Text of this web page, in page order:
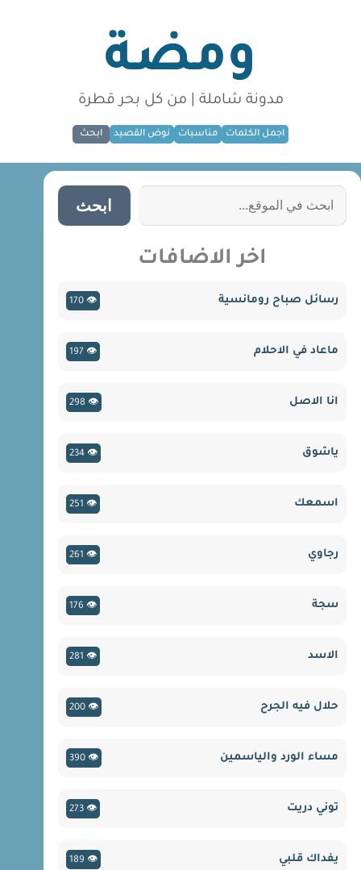
ومضة
مدونة شاملة | من كل بحر قطرة
اجمل الكلمات مناسبات نوض القصيد ابحث
ابحث
اخر الاضافات
رسائل صباح رومانسية 👁 170
ماعاد في الاحلام 👁 197
انا الاصل 👁 298
ياشوق 👁 234
اسمعك 👁 251
رجاوي 👁 261
سجة 👁 176
الاسد 👁 281
حلال فيه الجرح 👁 200
مساء الورد والياسمين 👁 390
توني دريت 👁 273
يفداك قلبي 👁 189